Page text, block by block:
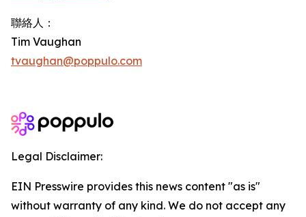
聯絡人：
Tim Vaughan
tvaughan@poppulo.com
Legal Disclaimer:
EIN Presswire provides this news content "as is"
without warranty of any kind. We do not accept any